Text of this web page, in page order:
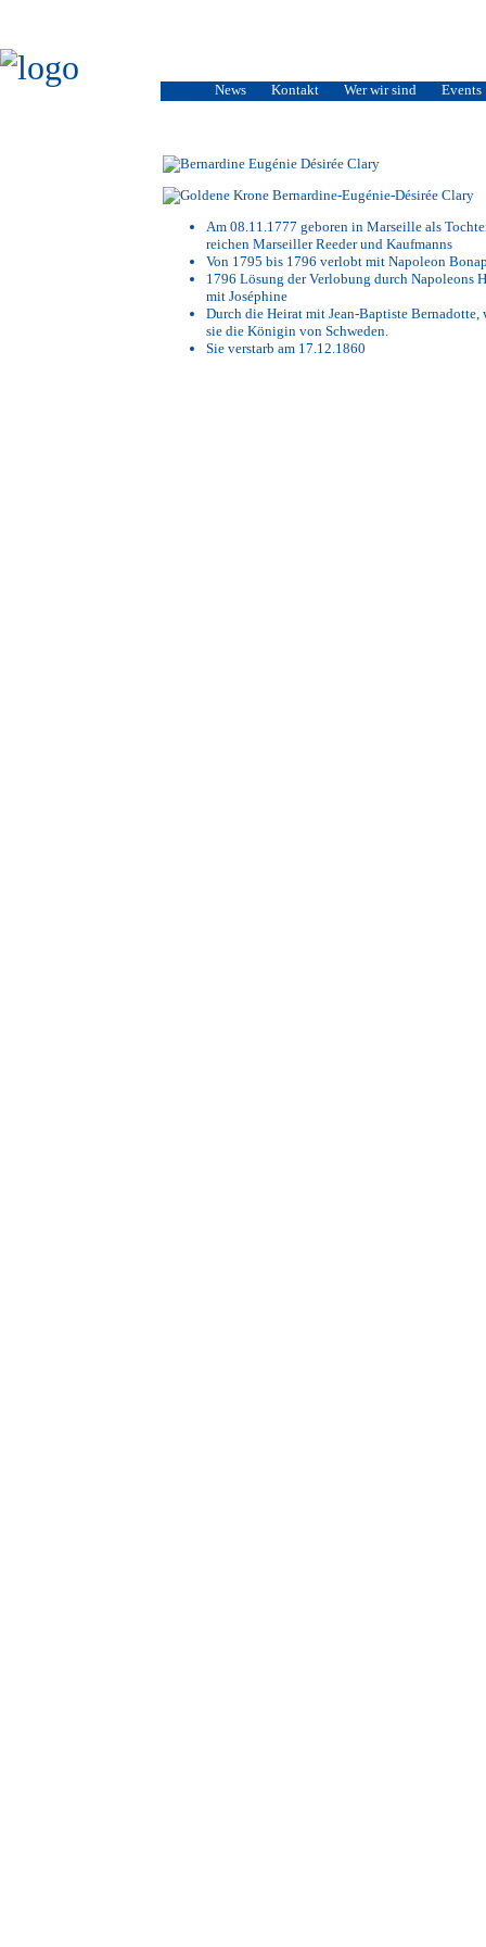
News Kontakt Wer wir sind Events
Bernardine-Eugénie-Désirée Clary
Am 08.11.1777 geboren in Marseille als
reichen Marseiller Reeder und Kaufmanns
Von 1795 bis 1796 verlobt mit Napoleon
1796 Lösung der Verlobung durch Napoleons
mit Joséphine
Durch die Heirat mit Jean-Baptiste Bernadotte,
sie die Königin von Schweden.
Sie verstarb am 17.12.1860